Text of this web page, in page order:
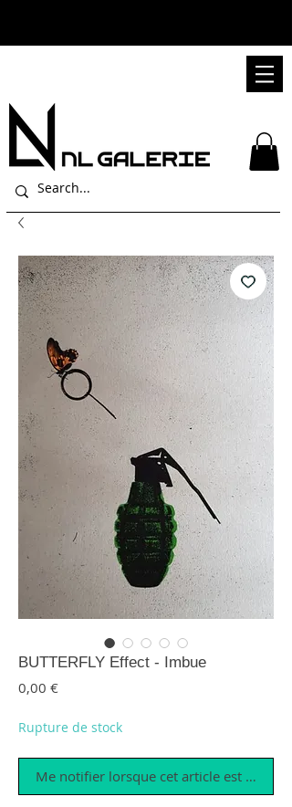
BUTTERFLY Effect - Imbue
0,00 €Prix
Rupture de stock
Me notifier lorsque cet article est